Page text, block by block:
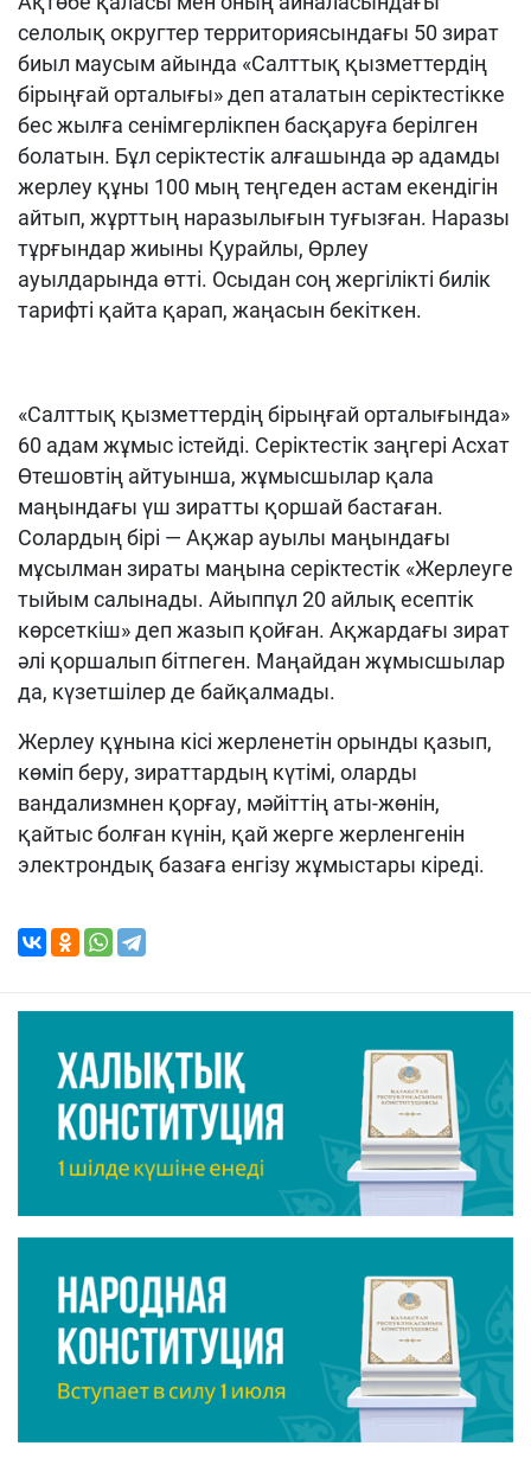
селолық округтер территориясындағы 50 зират
биыл маусым айында «Салттық қызметтердің
бірыңғай орталығы» деп аталатын серіктестікке
бес жылға сенімгерлікпен басқаруға берілген
болатын. Бұл серіктестік алғашында әр адамды
жерлеу құны 100 мың теңгеден астам екендігін
айтып, жұрттың наразылығын туғызған. Наразы
тұрғындар жиыны Қурайлы, Өрлеу
ауылдарында өтті. Осыдан соң жергілікті билік
тарифті қайта қарап, жаңасын бекіткен.
«Салттық қызметтердің бірыңғай орталығында»
60 адам жұмыс істейді. Серіктестік заңгері Асхат
Өтешовтің айтуынша, жұмысшылар қала
маңындағы үш зиратты қоршай бастаған.
Солардың бірі — Ақжар ауылы маңындағы
мұсылман зираты маңына серіктестік «Жерлеуге
тыйым салынады. Айыппұл 20 айлық есептік
көрсеткіш» деп жазып қойған. Ақжардағы зират
әлі қоршалып бітпеген. Маңайдан жұмысшылар
да, күзетшілер де байқалмады.
Жерлеу құнына кісі жерленетін орынды қазып,
көміп беру, зираттардың күтімі, оларды
вандализмнен қорғау, мәйіттің аты-жөнін,
қайтыс болған күнін, қай жерге жерленгенін
электрондық базаға енгізу жұмыстары кіреді.